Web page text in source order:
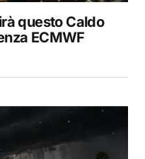
questo Caldo
ECMWF